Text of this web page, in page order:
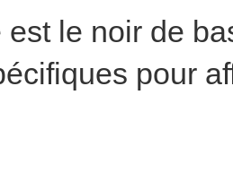
est le noir de
pour